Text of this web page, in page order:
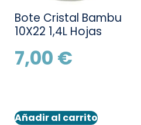
Bote Cristal Bambu
10X22 1,4L Hojas
7,00 €
Añadir al carrito